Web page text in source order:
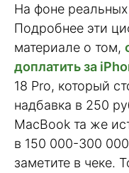
На фоне реальных
Подробнее эти
материале о том,
доплатить за
18 Pro, который
надбавка в 250
MacBook та же
в 150 000-300
заметите в чеке.